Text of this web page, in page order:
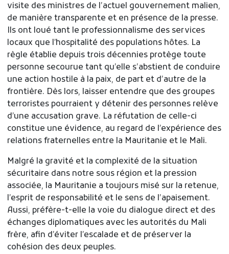
visite des ministres de l’actuel gouvernement malien,
de manière transparente et en présence de la presse.
Ils ont loué tant le professionnalisme des services
locaux que l’hospitalité des populations hôtes. La
règle établie depuis trois décennies protège toute
personne secourue tant qu’elle s’abstient de conduire
une action hostile à la paix, de part et d’autre de la
frontière. Dès lors, laisser entendre que des groupes
terroristes pourraient y détenir des personnes relève
d’une accusation grave. La réfutation de celle-ci
constitue une évidence, au regard de l’expérience des
relations fraternelles entre la Mauritanie et le Mali.
Malgré la gravité et la complexité de la situation
sécuritaire dans notre sous région et la pression
associée, la Mauritanie a toujours misé sur la retenue,
l’esprit de responsabilité et le sens de l’apaisement.
Aussi, préfère-t-elle la voie du dialogue direct et des
échanges diplomatiques avec les autorités du Mali
frère, afin d’éviter l’escalade et de préserver la
cohésion des deux peuples.